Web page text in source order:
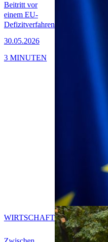
Beitritt vor
einem EU-
Defizitverfahren
30.05.2026
3 MINUTEN
WIRTSCHAFT